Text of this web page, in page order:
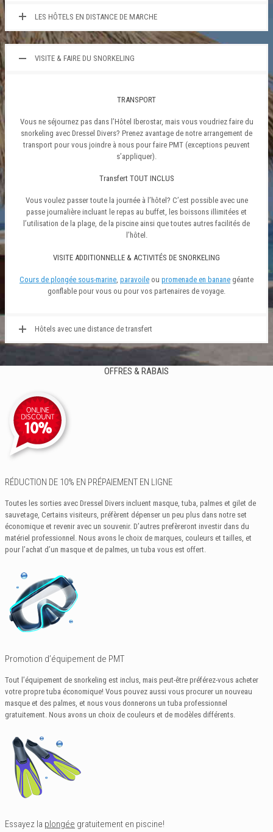
LES HÔTELS EN DISTANCE DE MARCHE
VISITE & FAIRE DU SNORKELING
TRANSPORT
Vous ne séjournez pas dans l’Hôtel Iberostar, mais vous voudriez faire du
snorkeling avec Dressel Divers? Prenez avantage de notre arrangement de
transport pour vous joindre à nous pour faire PMT (exceptions peuvent
s’appliquer).
Transfert TOUT INCLUS
Vous voulez passer toute la journée à l’hôtel? C’est possible avec une
passe journalière incluant le repas au buffet, les boissons illimitées et
l’utilisation de la plage, de la piscine ainsi que toutes autres facilités de
l’hôtel.
VISITE ADDITIONNELLE & ACTIVITÉS DE SNORKELING
Cours de plongée sous-marine, paravoile ou promenade en banane géante
gonflable pour vous ou pour vos partenaires de voyage.
Hôtels avec une distance de transfert
OFFRES & RABAIS
RÉDUCTION DE 10% EN PRÉPAIEMENT EN LIGNE
Toutes les sorties avec Dressel Divers incluent masque, tuba, palmes et gilet de
sauvetage, Certains visiteurs, préfèrent dépenser un peu plus dans notre set
économique et revenir avec un souvenir. D’autres prefèreront investir dans du
matériel professionnel. Nous avons le choix de marques, couleurs et tailles, et
pour l’achat d’un masque et de palmes, un tuba vous est offert.
Promotion d’équipement de PMT
Tout l’équipement de snorkeling est inclus, mais peut-être préférez-vous acheter
votre propre tuba économique! Vous pouvez aussi vous procurer un nouveau
masque et des palmes, et nous vous donnerons un tuba professionnel
gratuitement. Nous avons un choix de couleurs et de modèles différents.
Essayez la plongée gratuitement en piscine!